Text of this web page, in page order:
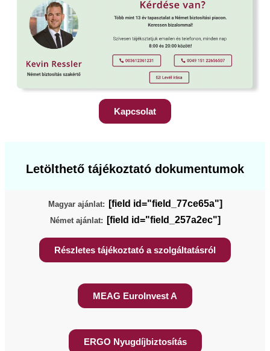
Kapcsolat
Letölthető tájékoztató dokumentumok
Magyar ajánlat: [field id="field_77ce65a"]
Német ajánlat: [field id="field_257a2ec"]
Részletes tájékoztató a szolgáltatásról
MEAG EuroInvest A
ERGO Nyugdíjbiztosítás